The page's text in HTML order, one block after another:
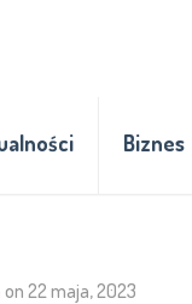
Biznes
on 22 maja, 2023